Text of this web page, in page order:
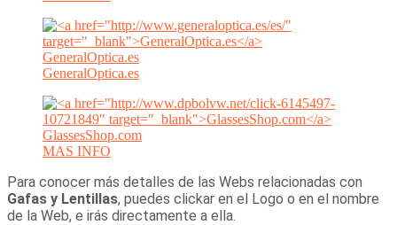
GeneralOptica.es
GeneralOptica.es
GlassesShop.com
MAS INFO
Para conocer más detalles de las Webs relacionadas con
Gafas y Lentillas, puedes clickar en el Logo o en el nombre
de la Web, e irás directamente a ella.